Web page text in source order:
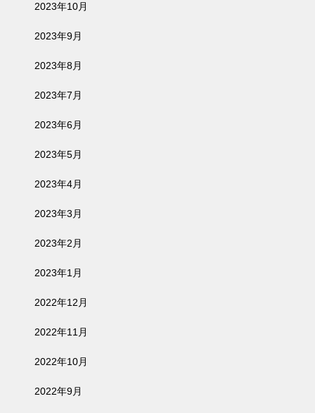
2023年10月
2023年9月
2023年8月
2023年7月
2023年6月
2023年5月
2023年4月
2023年3月
2023年2月
2023年1月
2022年12月
2022年11月
2022年10月
2022年9月